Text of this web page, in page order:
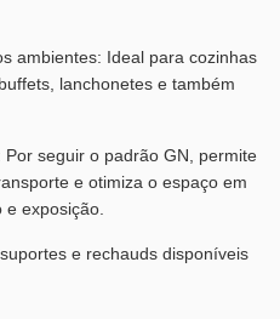
ambientes: Ideal para cozinhas
lanchonetes e também
seguir o padrão GN, permite
e otimiza o espaço em
exposição.
e rechauds disponíveis